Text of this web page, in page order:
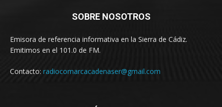
SOBRE NOSOTROS
Emisora de referencia informativa en la Sierra de Cádiz.
Emitimos en el 101.0 de FM.
Contacto: radiocomarcacadenaser@gmail.com